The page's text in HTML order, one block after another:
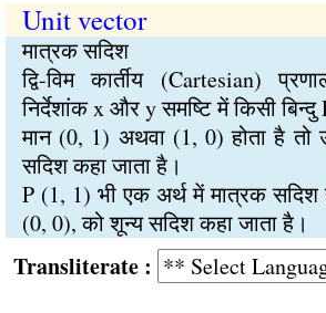
Unit vector
मात्रक सदिश
द्वि-विम कार्तीय (Cartesian)
निर्देशांक x और y समष्टि में किसी
मान (0, 1) अथवा (1, 0) होता है तो
सदिश कहा जाता है।
P (1, 1) भी एक अर्थ में मात्रक सदिश
(0, 0), को शून्य सदिश कहा जाता है।
: